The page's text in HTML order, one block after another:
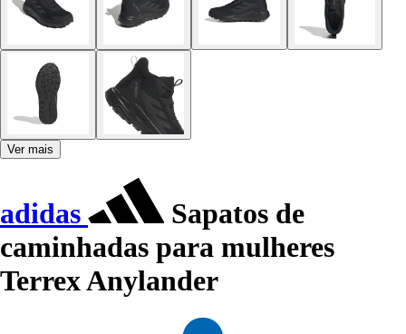
Ver mais
adidas
Sapatos de
caminhadas para mulheres
Terrex Anylander